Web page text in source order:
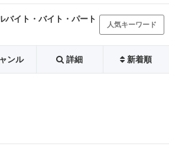
バイト・バイト・パート
人気キーワード
ンル 詳細 新着順